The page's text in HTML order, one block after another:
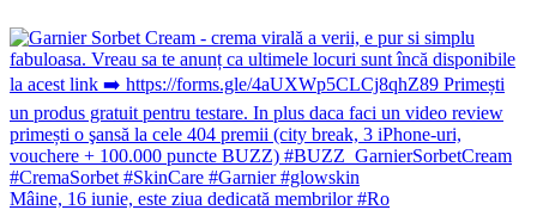
Mâine, 16 iunie, este ziua dedicată membrilor #Ro